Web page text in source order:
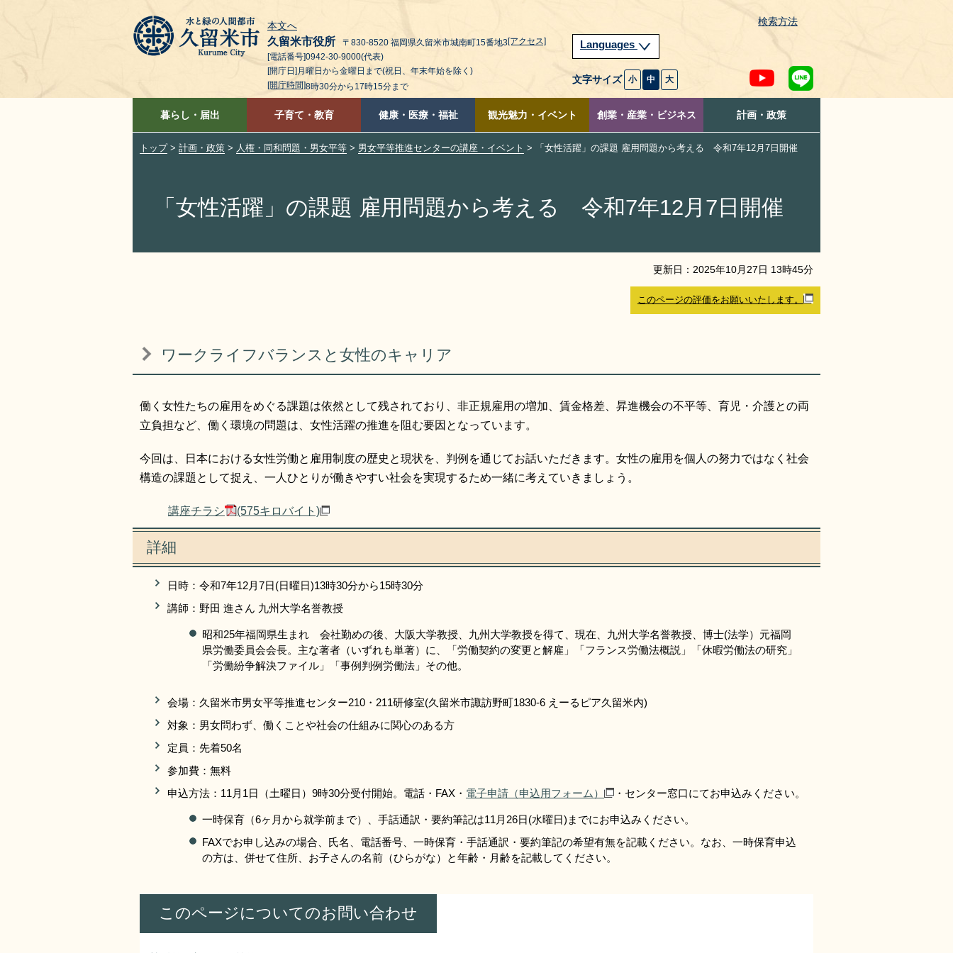
本文へ 検索方法
久留米市役所 〒830-8520 福岡県久留米市城南町15番地3[アクセス]
[電話番号]0942-30-9000(代表)
[開庁日]月曜日から金曜日まで(祝日、年末年始を除く)
[開庁時間]8時30分から17時15分まで
Languages
文字サイズ 小 中 大
暮らし・届出 子育て・教育 健康・医療・福祉 観光魅力・イベント 創業・産業・ビジネス 計画・政策
トップ> 計画・政策 > 人権・同和問題・男女平等 > 男女平等推進センターの講座・イベント > 「女性活躍」の課題 雇用問題から考える 令和7年12月7日開催
「女性活躍」の課題 雇用問題から考える 令和7年12月7日開催
更新日： 2025年10月 27日 13時45分
このページの評価をお願いいたします。
ワークライフバランスと女性のキャリア
働く女性たちの雇用をめぐる課題は依然として残されており、非正規雇用の増加、賃金格差、昇進機会の不平等、育児・介護との両
立負担など、働く環境の問題は、女性活躍の推進を阻む要因となっています。
今回は、日本における女性労働と雇用制度の歴史と現状を、判例を通じてお話いただきます。女性の雇用を個人の努力ではなく社会
構造の課題として捉え、一人ひとりが働きやすい社会を実現するため一緒に考えていきましょう。
講座チラシ (575キロバイト)
詳細
日時：令和7年12月7日(日曜日)13時30分から15時30分
講師：野田 進さん 九州大学名誉教授
昭和25年福岡県生まれ 会社勤めの後、大阪大学教授、九州大学教授を得て、現在、九州大学名誉教授、博士(法学）元福岡
県労働委員会会長。主な著者（いずれも単著）に、「労働契約の変更と解雇」「フランス労働法概説」「休暇労働法の研究」
「労働紛争解決ファイル」「事例判例労働法」その他。
会場：久留米市男女平等推進センター210・211研修室(久留米市諏訪野町1830-6 えーるピア久留米内)
対象：男女問わず、働くことや社会の仕組みに関心のある方
定員：先着50名
参加費：無料
申込方法：11月1日（土曜日）9時30分受付開始。電話・FAX・ 電子申請（申込用フォーム） ・センター窓口にてお申込みください。
一時保育（6ヶ月から就学前まで）、手話通訳・要約筆記は11月26日(水曜日)までにお申込みください。
FAXでお申し込みの場合、氏名、電話番号、一時保育・手話通訳・要約筆記の希望有無を記載ください。なお、一時保育申込
の方は、併せて住所、お子さんの名前（ひらがな）と年齢・月齢を記載してください。​
このページについてのお問い合わせ